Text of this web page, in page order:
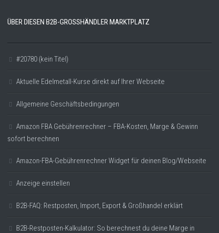
ÜBER DIESEN B2B-GROSSHÄNDLER MARKTPLATZ
#20780 (kein Titel)
Aktuelle Edelmetall-Kurse direkt auf Ihrer Webseite
Allgemeine Geschäftsbedingungen
Amazon FBA Gebührenrechner – FBA-Kosten, Marge & Gewinn
sofort berechnen
Amazon-FBA-Gebührenrechner Widget für deinen Blog/Webseite
Anzeige einstellen
B2B-FAQ: Restposten, Import, Export & Großhandel erklärt
B2B-Restposten-Kalkulator: So berechnest du deine Marge in